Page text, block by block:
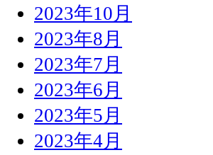
2023年10月
2023年8月
2023年7月
2023年6月
2023年5月
2023年4月